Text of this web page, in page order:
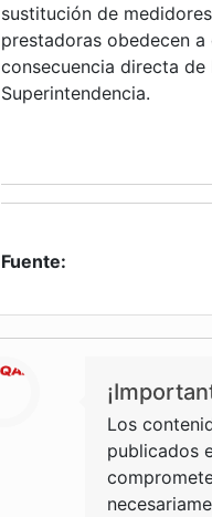
sustitución de
prestadoras obedecen
consecuencia directa
Superintendencia.
Fuente:
Los
publicados